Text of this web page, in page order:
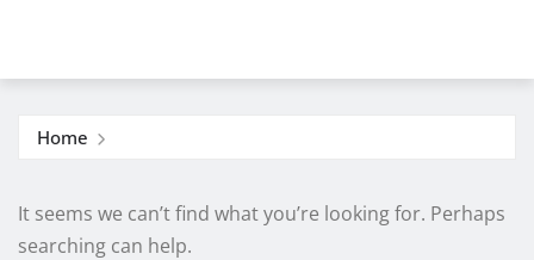
Home
It seems we can’t find what you’re looking for. Perhaps
searching can help.